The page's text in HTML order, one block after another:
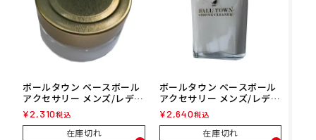
ボールタウン ベースボール
アクセサリー メンズ/レディ
ース クリーム 22000001744
9 21SP CREAM
¥2,310税込
在庫切れ
ボールタウン ベースボール
アクセサリー メンズ/レディ
ース ストロングクリーナー
220000017448 21SP STRO
NG-CLEANER
¥2,640税込
在庫切れ